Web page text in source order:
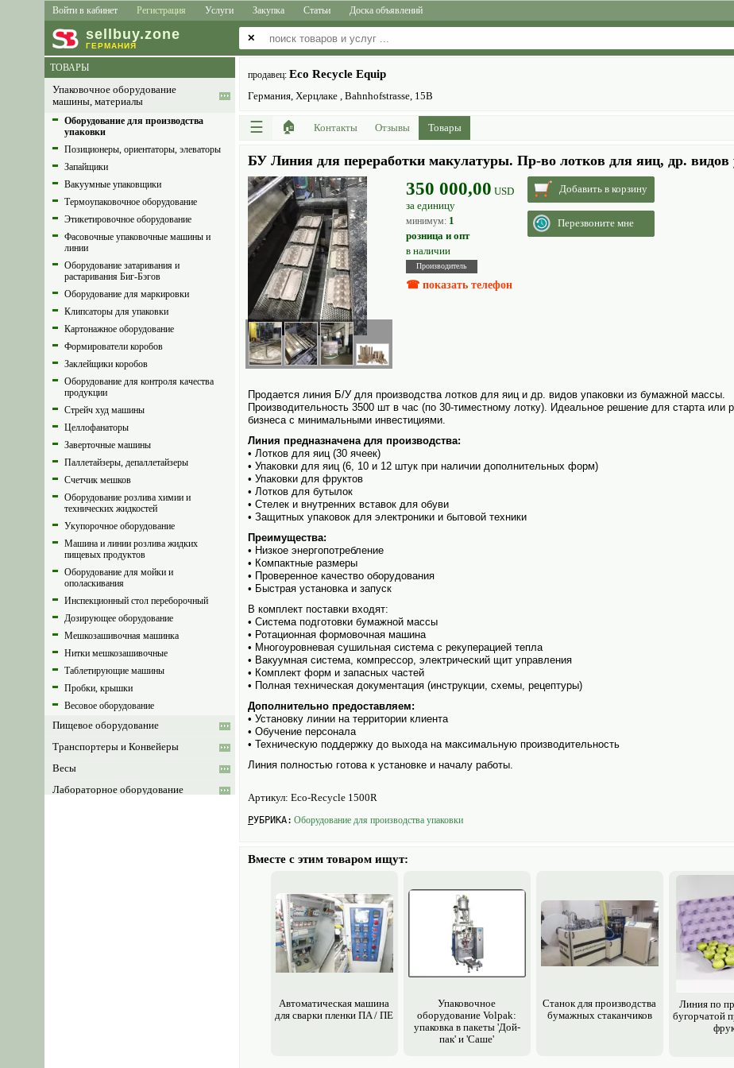
Войти в кабинет Регистрация Услуги Закупка Статьи Доска объявлений
sell buy.zone
ГЕРМАНИЯ
✕
ТОВАРЫ
Упаковочное оборудование
машины, материалы
Оборудование для производства
упаковки
Позиционеры, ориентаторы, элеваторы
Запайщики
Вакуумные упаковщики
Термоупаковочное оборудование
Этикетировочное оборудование
Фасовочные упаковочные машины и
линии
Оборудование затаривания и
растаривания Биг-Бэгов
Оборудование для маркировки
Клипсаторы для упаковки
Картонажное оборудование
Формирователи коробов
Заклейщики коробов
Оборудование для контроля качества
продукции
Стрейч худ машины
Целлофанаторы
Заверточные машины
Паллетайзеры, депаллетайзеры
Счетчик мешков
Оборудование розлива химии и
технических жидкостей
Укупорочное оборудование
Машина и линии розлива жидких
пищевых продуктов
Оборудование для мойки и
ополаскивания
Инспекционный стол переборочный
Дозирующее оборудование
Мешкозашивочная машинка
Нитки мешкозашивочные
Таблетирующие машины
Пробки, крышки
Весовое оборудование
Пищевое оборудование
Транспортеры и Конвейеры
Весы
Лабораторное оборудование
продавец: Eco Recycle Equip
Германия, Херцлаке , Bahnhofstrasse, 15B
☰ 🏠 Контакты Отзывы Товары
БУ Линия для переработки макулатуры. Пр-во лотков для яиц, др. видов
350 000,00 USD
за единицу
минимум: 1
розница и опт
в наличии
Производитель
☎ показать телефон
Добавить в корзину
Перезвоните мне
Продается линия Б/У для производства лотков для яиц и др. видов упаковки из бумажной массы.
Производительность 3500 шт в час (по 30-тиместному лотку). Идеальное решение для старта или
бизнеса с минимальными инвестициями.
Линия предназна­чена для производства:
• Лотков для яиц (30 ячеек)
• Упаковки для яиц (6, 10 и 12 штук при наличии дополнительных форм)
• Упаковки для фруктов
• Лотков для бутылок
• Стелек и внутренних вставок для обуви
• Защитных упаковок для электро­ники и бытовой техники
Преимущества:
• Низкое энергопотребление
• Компактные размеры
• Проверенное качество обору­дования
• Быстрая установка и запуск
В комплект поставки входят:
• Система подготовки бумажной массы
• Ротационная формовочная машина
• Многоуровневая сушильная система с рекуперацией тепла
• Вакуумная система, компрессор, электрический щит управления
• Комплект форм и запасных частей
• Полная техническая документация (инструкции, схемы, рецептуры)
Дополнительно предоставляем:
• Установку линии на территории клиента
• Обучение персонала
• Техническую поддержку до выхода на максимальную производительность
Линия полностью готова к установке и началу работы.
Артикул: Eco-Recycle 1500R
РУБРИКА: Обору­дование для производства упаковки
Вместе с этим товаром ищут:
Автоматическая машина
для сварки пленки ПA / ПE
Упаковочное
оборудование Volpak:
упаковка в пакеты 'Дой-
пак' и 'Саше'
Станок для производства
бумажных стаканчиков
Линия по
бугорчатой